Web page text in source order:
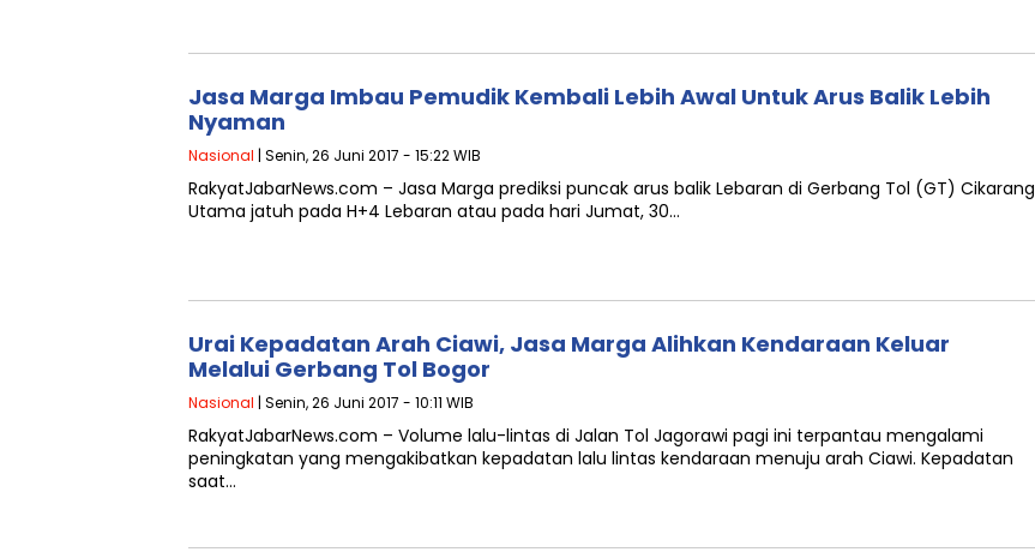
Jasa Marga Imbau Pemudik Kembali Lebih Awal Untuk Arus Balik Lebih
Nyaman
Nasional | Senin, 26 Juni 2017 - 15:22 WIB
RakyatJabarNews.com – Jasa Marga prediksi puncak arus balik Lebaran di Gerbang Tol (GT) Cikarang
Utama jatuh pada H+4 Lebaran atau pada hari Jumat, 30…
Urai Kepadatan Arah Ciawi, Jasa Marga Alihkan Kendaraan Keluar
Melalui Gerbang Tol Bogor
Nasional | Senin, 26 Juni 2017 - 10:11 WIB
RakyatJabarNews.com – Volume lalu-lintas di Jalan Tol Jagorawi pagi ini terpantau mengalami
peningkatan yang mengakibatkan kepadatan lalu lintas kendaraan menuju arah Ciawi. Kepadatan
saat…